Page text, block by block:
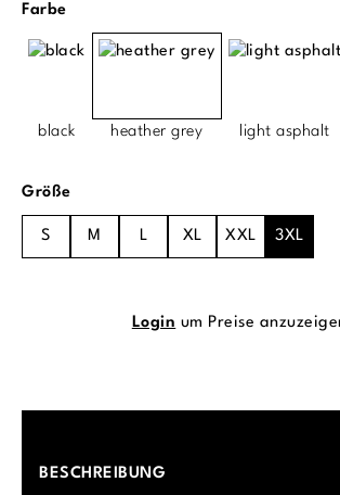
Farbeauswählen
black heather grey light asphalt
Größeauswählen
S M L XL XXL 3XL
Login um Preise
BESCHREIBUNG